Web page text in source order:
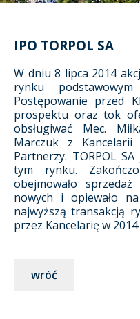
IPO TORPOL SA
W dniu 8 lipca 2014
rynku
Postępowanie przed
prospektu oraz tok
obsługiwać Mec.
Marczuk z
Partnerzy. TORPOL
tym rynku.
obejmowało
nowych i opiewało
najwyższą transakcją
przez Kancelarię w
wróć